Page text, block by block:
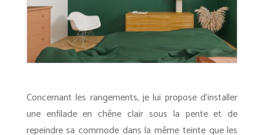
Concernant les rangements, je lui propose d’installer
une enfilade en chêne clair sous la pente et de
repeindre sa commode dans la même teinte que les